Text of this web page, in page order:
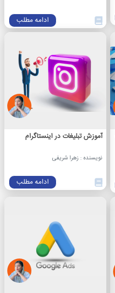
ادامه مطلب
آموزش تبلیغات در اینستاگرام
نویسنده : زهرا شریفی
ادامه مطلب